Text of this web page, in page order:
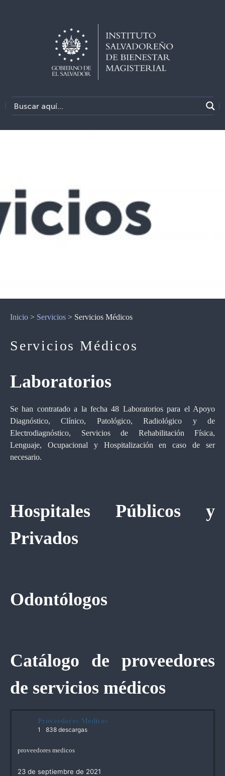
Inicio > Servicios > Servicios Médicos
Servicios Médicos
Laboratorios
Se han contratado a la fecha 48 Laboratorios para el Apoyo
Diagnóstico, Clínico, Patológico, Radiológico y de
Electrodiagnóstico, Servicios de Rehabilitación Física,
Lenguaje, Ocupacional y Hospitalización en caso de ser
necesario.
Hospitales Públicos y
Privados
Odontólogos
Catálogo de proveedores
de servicios médicos
Proveedores Medicos
1 838 descargas
proveedores medicos
23 de septiembre de 2021